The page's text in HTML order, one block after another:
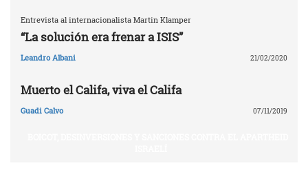
Entrevista al internacionalista Martin Klamper
“La solución era frenar a ISIS”
Leandro Albani 21/02/2020
Muerto el Califa, viva el Califa
Guadi Calvo 07/11/2019